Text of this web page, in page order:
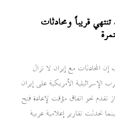
قريباً ومحادثات
المحادثات مع إيران لا تزال
الإسرائيلية الأمريكية على إيران
تقدم نحو اتفاق مؤقت لإعادة فتح
تحدثت تقارير إعلامية عربية